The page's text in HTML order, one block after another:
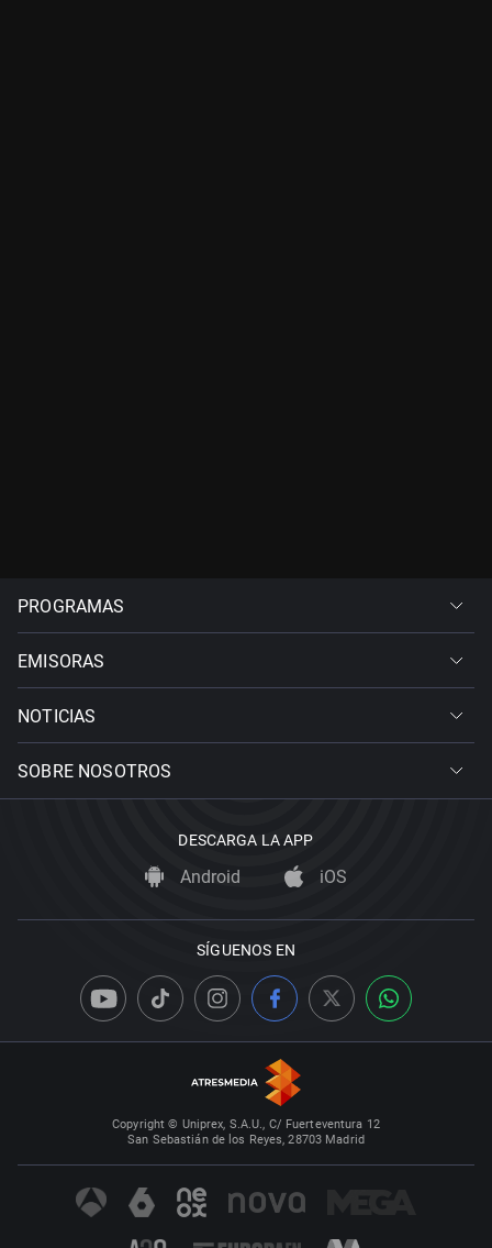
PROGRAMAS
EMISORAS
NOTICIAS
SOBRE NOSOTROS
DESCARGA LA APP
Android iOS
SÍGUENOS EN
Copyright © Uniprex, S.A.U., C/ Fuerteventura 12
San Sebastián de los Reyes, 28703 Madrid